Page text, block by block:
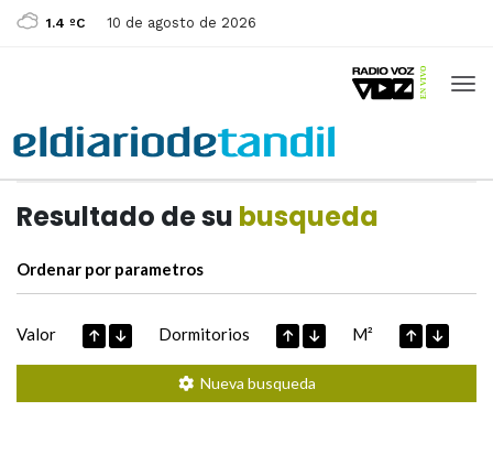
1.4 ºC 10 de agosto de 2026
Resultado de su busqueda
Ordenar por parametros
Valor Dormitorios M²
Nueva busqueda